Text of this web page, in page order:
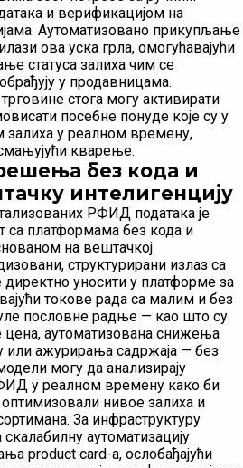
и верификацијом на
Аутоматизовано прикупљање
ова уска грла, омогућавајући
статуса залиха чим се
у продавницама.
стога могу активирати
посебне понуде које су у
залиха у реалном времену,
кварење.
без кода и
интелигенцију
РФИД података је
са платформама без кода и
на вештачкој
структурирани излаз са
уносити у платформе за
токове рада са малим и без
пословне радње — као што су
аутоматизована снижења
или ажурирања садржаја — без
могу да анализирају
у реалном времену како би
нивое залиха и
За инфраструктуру
аутоматизацију
product card-а, ослобађајући